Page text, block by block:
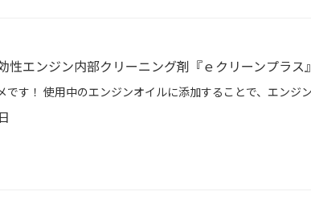
性エンジン内部クリーニング剤『ｅクリーンプラス』